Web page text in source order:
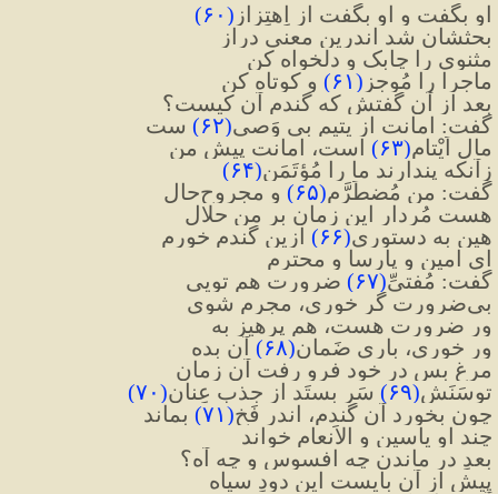
او بگفت و او بگفت از اِهتِزاز (۶۰)
بحثشان شد اندرین معنی دراز
مثنوی را چابک و دلخواه کن
ماجرا را مُوجِز (۶۱) و کوتاه کن
بعد از آن گفتش که گندم آنِ کیست؟
گفت: امانت از یتیمِ بی وَصی(۶۲) ست
مالِ اَیْتام(۶۳) است، امانت پیشِ من
زآنکه پندارند ما را مُؤتَمَن(۶۴)
گفت: من مُضطَرَّم(۶۵) و مجروح‌حال
هست مُردار این زمان بر من حلال
هین به دستوری(۶۶) ازین گندم خورم
ای امین و پارسا و محترم
گفت: مُفتیِّ(۶۷) ضرورت هم تویی
بی‌ضرورت گر خوری، مجرم شوی
ور ضرورت هست، هم پرهیز به
ور خوری، باری ضَمانِ(۶۸) آن بده
مرغ بس در خود فرو رفت آن زمان
توسَنَش(۶۹) سَر بستَد از جذبِ عِنان(۷۰)
چون بخورد آن گندم، اندر فَخ(۷۱) بماند
چند او یاسین و الاَنعام خواند
بعدِ در ماندن چه افسوس و چه آه؟
پیش از آن بایست این دودِ سیاه